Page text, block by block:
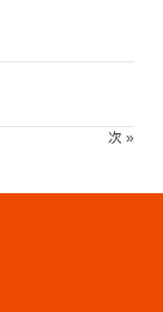
次 »